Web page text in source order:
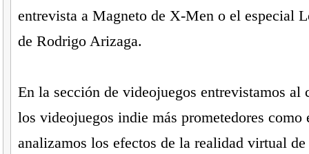
entrevista a Magneto de X-Men o el especial
de Rodrigo Arizaga.
En la sección de videojuegos entrevistamos al
los videojuegos indie más prometedores como
analizamos los efectos de la realidad virtual de